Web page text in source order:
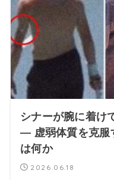
シナーが腕に着け
― 虚弱体質を克服
は何か
2026.06.18